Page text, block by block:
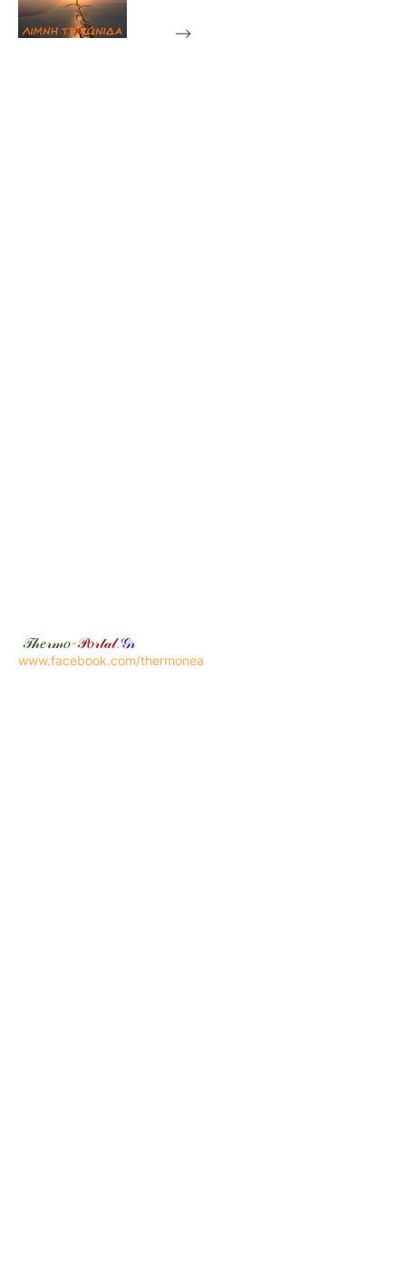
-->
𝒯𝒽𝑒𝓇𝓂𝑜-𝒫𝑜𝓇𝓉𝒶𝓁.𝒢𝓇
www.facebook.com/thermonea